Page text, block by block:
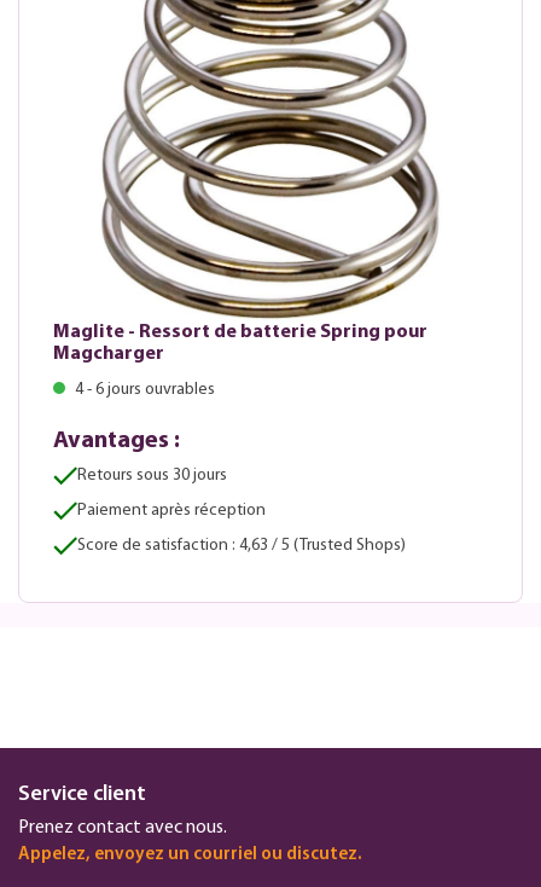
Maglite - Ressort de batterie Spring pour
Magcharger
4 - 6 jours ouvrables
Avantages :
Retours sous 30 jours
Paiement après réception
Score de satisfaction : 4,63 / 5 (Trusted Shops)
Service client
Prenez contact avec nous.
Appelez, envoyez un courriel ou discutez.